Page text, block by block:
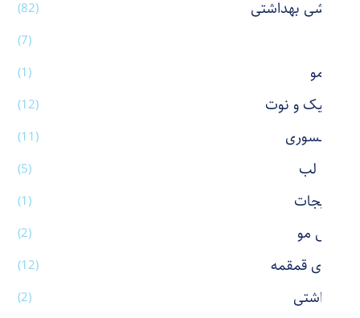
آرایشی بهداشتی (82)
(7)
اتو مو (1)
استیک و نوت (12)
اکسسوری (11)
بالم لب (5)
بدلیجات (1)
برس مو (2)
بطری قمقمه (12)
بهداشتی (2)